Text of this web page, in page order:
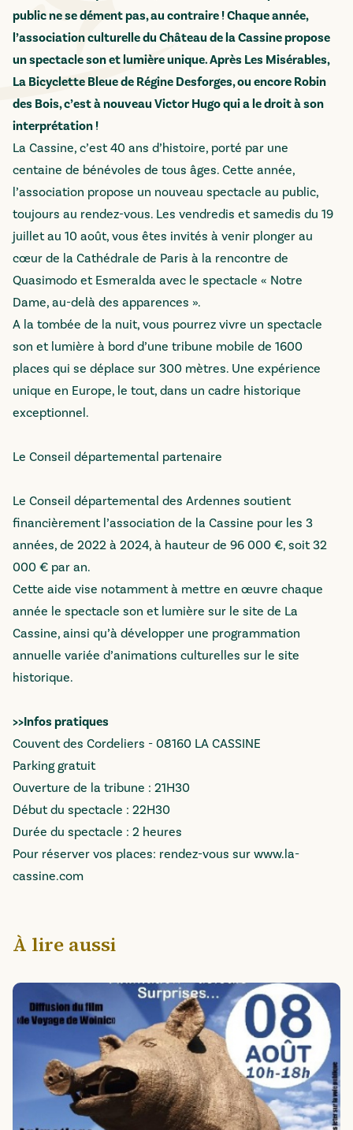
public ne se dément pas, au contraire ! Chaque année,
l’association culturelle du Château de la Cassine propose
un spectacle son et lumière unique. Après Les Misérables,
La Bicyclette Bleue de Régine Desforges, ou encore Robin
des Bois, c’est à nouveau Victor Hugo qui a le droit à son
interprétation !
La Cassine, c’est 40 ans d’histoire, porté par une
centaine de bénévoles de tous âges. Cette année,
l’association propose un nouveau spectacle au public,
toujours au rendez-vous. Les vendredis et samedis du 19
juillet au 10 août, vous êtes invités à venir plonger au
cœur de la Cathédrale de Paris à la rencontre de
Quasimodo et Esmeralda avec le spectacle « Notre
Dame, au-delà des apparences ».
A la tombée de la nuit, vous pourrez vivre un spectacle
son et lumière à bord d’une tribune mobile de 1600
places qui se déplace sur 300 mètres. Une expérience
unique en Europe, le tout, dans un cadre historique
exceptionnel.
Le Conseil départemental partenaire
Le Conseil départemental des Ardennes soutient
financièrement l’association de la Cassine pour les 3
années, de 2022 à 2024, à hauteur de 96 000 €, soit 32
000 € par an.
Cette aide vise notamment à mettre en œuvre chaque
année le spectacle son et lumière sur le site de La
Cassine, ainsi qu’à développer une programmation
annuelle variée d’animations culturelles sur le site
historique.
>>Infos pratiques
Couvent des Cordeliers - 08160 LA CASSINE
Parking gratuit
Ouverture de la tribune : 21H30
Début du spectacle : 22H30
Durée du spectacle : 2 heures
Pour réserver vos places: rendez-vous sur www.la-
cassine.com
À lire aussi